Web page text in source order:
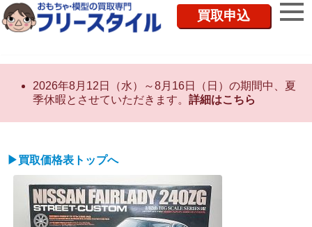
買取申込
2026年8月12日（水）～8月16日（日）の期間中、夏
季休暇とさせていただきます。 詳細はこちら
▶買取価格表トップへ